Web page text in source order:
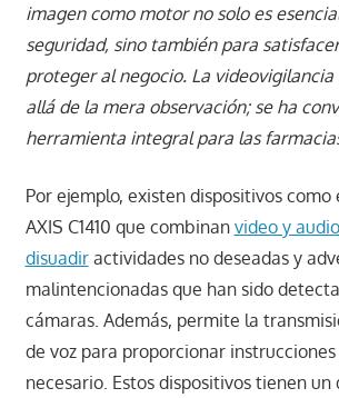
imagen como motor no solo es
seguridad, sino también para
proteger al negocio. La videovigilancia
allá de la mera observación; se ha
herramienta integral para las
Por ejemplo, existen dispositivos como
AXIS C1410 que combinan video y
disuadiractividades no deseadas y
malintencionadas que han sido
cámaras. Además, permite la
de voz para proporcionar instrucciones
necesario. Estos dispositivos tienen un